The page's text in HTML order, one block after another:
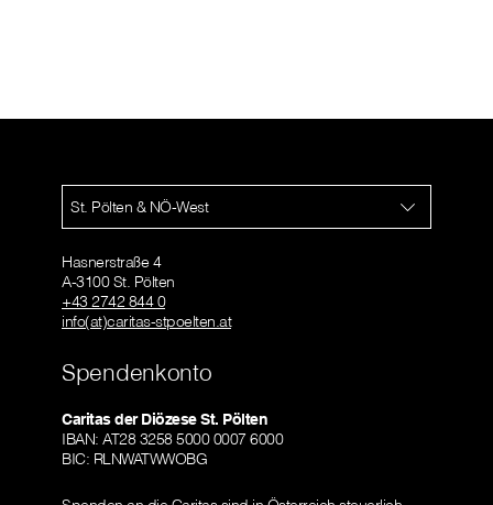
St. Pölten & NÖ-West
Hasnerstraße 4
A-3100 St. Pölten
+43 2742 844 0
info(at)caritas-stpoelten.at
Spendenkonto
Caritas der Diözese St. Pölten
IBAN: AT28 3258 5000 0007 6000
BIC: RLNWATWWOBG